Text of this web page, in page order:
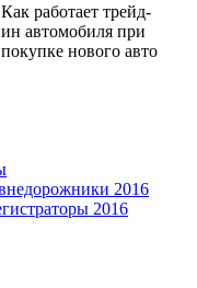
Как работает трейд-
ин автомобиля при
покупке нового авто